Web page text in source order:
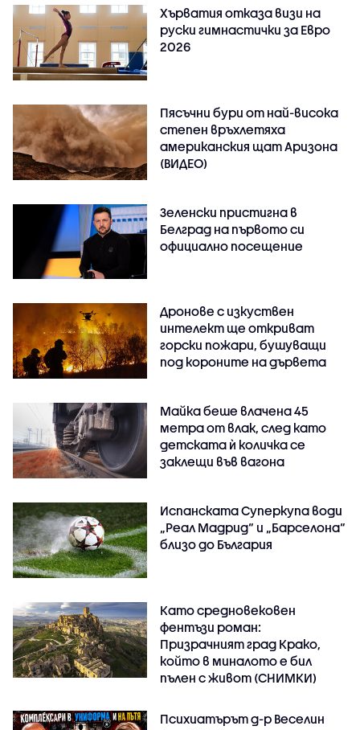
Хърватия отказа визи на
руски гимнастички за Евро
2026
Пясъчни бури от най-висока
степен връхлетяха
американския щат Аризона
(ВИДЕО)
Зеленски пристигна в
Белград на първото си
официално посещение
Дронове с изкуствен
интелект ще откриват
горски пожари, бушуващи
под короните на дървета
Майка беше влачена 45
метра от влак, след като
детската ѝ количка се
заклещи във вагона
Испанската Суперкупа води
„Реал Мадрид“ и „Барселона“
близо до България
Като средновековен
фентъзи роман:
Призрачният град Крако,
който в миналото е бил
пълен с живот (СНИМКИ)
Психиатърът д-р Веселин